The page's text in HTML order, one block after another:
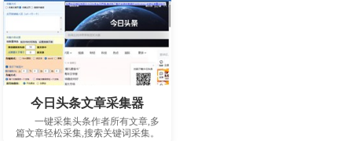
下载此软件
今日头条文章采集器
一键采集头条作者所有文章,多
篇文章轻松采集,搜索关键词采集。